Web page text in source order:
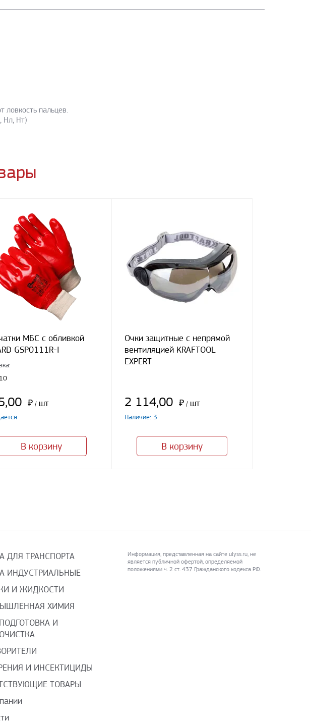
ловкость пальцев.
Нл, Нт)
МБС с обливкой
GSP0111R-I
10
₽ / шт
В корзину
Очки защитные с непрямой
вентиляцией KRAFTOOL
EXPERT
2 114,00 ₽ / шт
Наличие: 3
В корзину
ДЛЯ ТРАНСПОРТА
ИНДУСТРИАЛЬНЫЕ
И ЖИДКОСТИ
ХИМИЯ
И
И ИНСЕКТИЦИДЫ
ТОВАРЫ
Информация, представленная на сайте ulyss.ru, не
является публичной офертой, определяемой
положениями ч. 2 ст. 437 Гражданского кодекса РФ.